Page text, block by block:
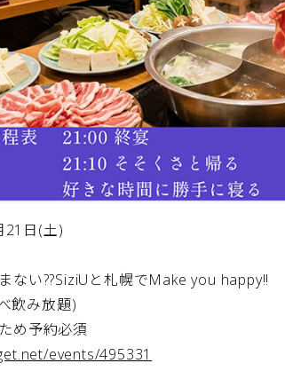
日(土)
ない??SiziUと札幌でMake you happy!!
飲み放題)
め予約必須
events/495331